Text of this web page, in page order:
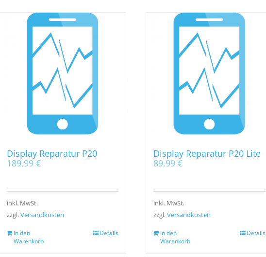
Display Reparatur P20
189,99 €
inkl. MwSt.
zzgl.Versandkosten
In den
Warenkorb
Details
Display Reparatur P20 Lite
89,99 €
inkl. MwSt.
zzgl.Versandkosten
In den
Warenkorb
Details